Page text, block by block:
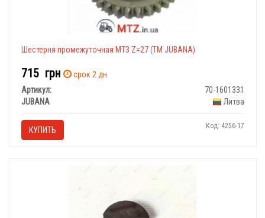
Шестерня промежуточная МТЗ Z=27 (ТМ JUBANA)
715 грн
срок 2 дн.
Артикул:
70-1601331
JUBANA
Литва
КУПИТЬ Код: 4256-17